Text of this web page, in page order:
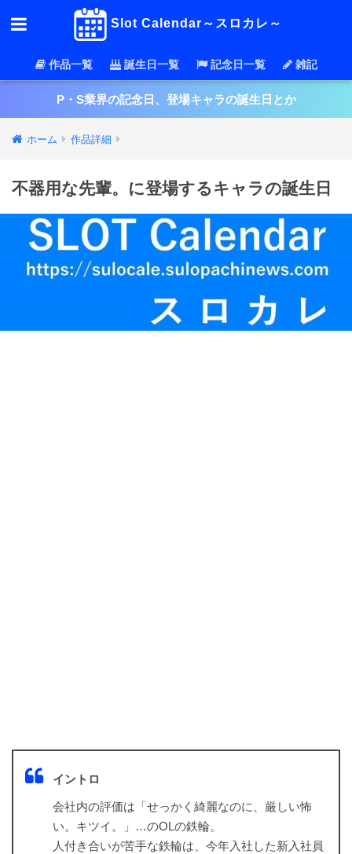
Slot Calendar～スロカレ～
作品一覧 誕生日一覧 記念日一覧 雑記
P・S業界の記念日、登場キャラの誕生日とか
ホーム 作品詳細
不器用な先輩。に登場するキャラの誕生日
イントロ
会社内の評価は「せっかく綺麗なのに、厳しい怖
い。キツイ。」…のOLの鉄輪。
人付き合いが苦手な鉄輪は、今年入社した新入社員